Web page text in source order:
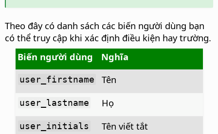
Theo đây có danh sách các biến người dùng bạn
có thể truy cập khi xác định điều kiện hay trường.
Biến người dùng
Nghĩa
user_firstname Tên
user_lastname Họ
user_initials Tên viết tắt